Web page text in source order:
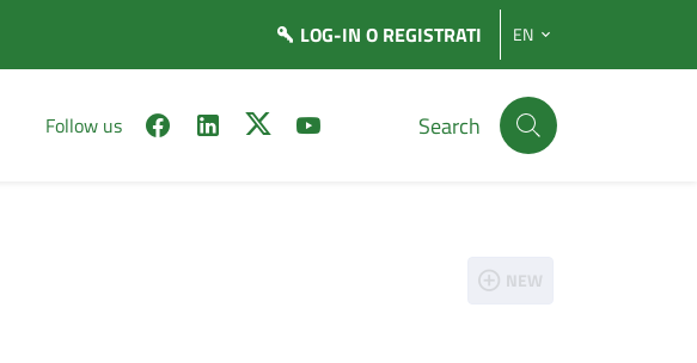
LOG-IN O REGISTRATI EN
Follow us Search
NEW